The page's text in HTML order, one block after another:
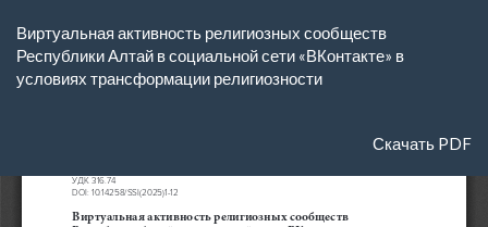
Подробностям
Виртуальная активность религиозных сообществ
Республики Алтай в социальной сети «ВКонтакте» в
условиях трансформации религиозности
Скачать
Скачать PDF